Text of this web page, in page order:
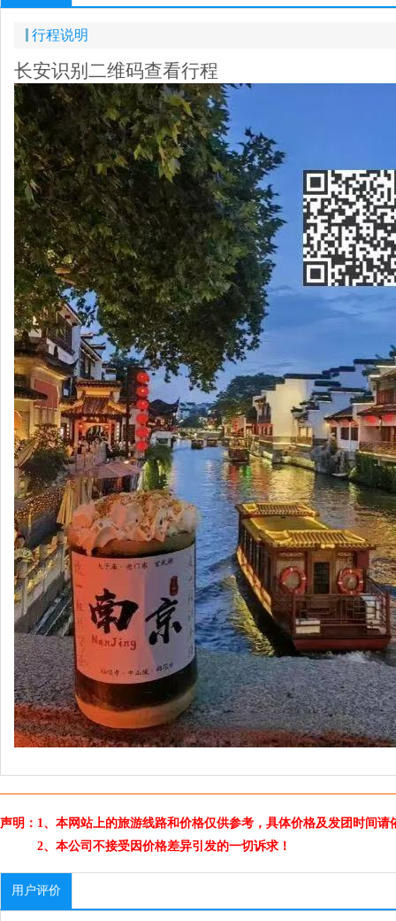
行程说明
长安识别二维码查看行程
声明：1、本网站上的旅游线路和价格仅供参考，具体价格及发团时间
2、本公司不接受因价格差异引发的一切诉求！
用户评价